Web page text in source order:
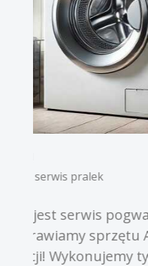
Ostrowski serwis
od 100 złotych
gratis gdy